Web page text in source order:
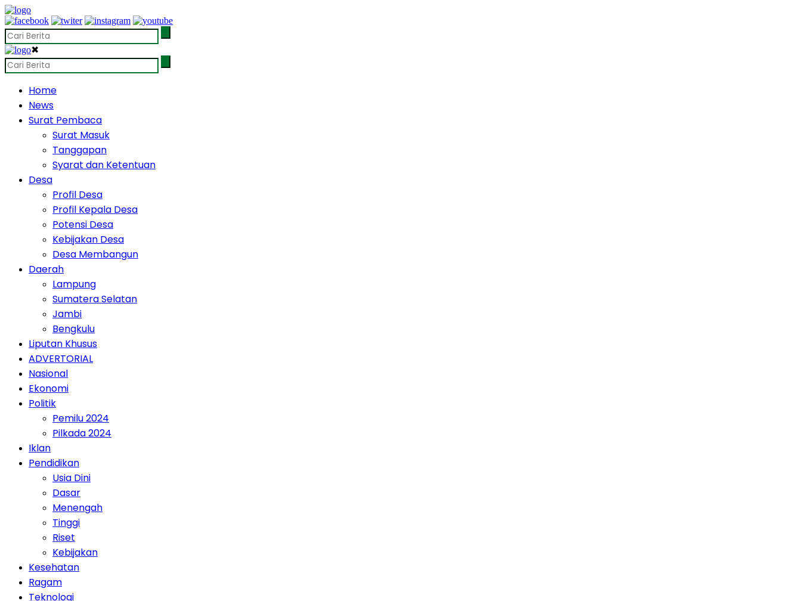
✖
Home
News
Surat Pembaca
Surat Masuk
Tanggapan
Syarat dan Ketentuan
Desa
Profil Desa
Profil Kepala Desa
Potensi Desa
Kebijakan Desa
Desa Membangun
Daerah
Lampung
Sumatera Selatan
Jambi
Bengkulu
Liputan Khusus
ADVERTORIAL
Nasional
Ekonomi
Politik
Pemilu 2024
Pilkada 2024
Iklan
Pendidikan
Usia Dini
Dasar
Menengah
Tinggi
Riset
Kebijakan
Kesehatan
Ragam
Teknologi